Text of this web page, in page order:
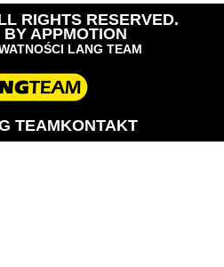
RIGHTS RESERVED.
BY APPMOTION
LANG TEAM
TEAMKONTAKT